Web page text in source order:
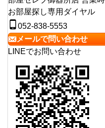
お部屋探し専用ダイヤル
052-838-5553
メールで問い合わせ
LINEでお問い合わせ